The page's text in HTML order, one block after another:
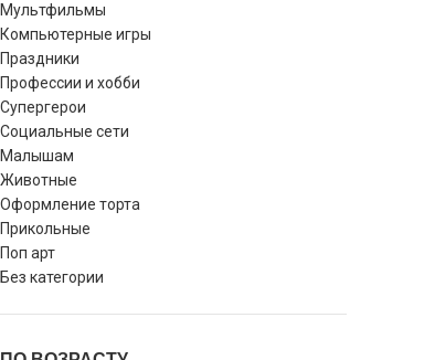
Мультфильмы
Компьютерные игры
Праздники
Профессии и хобби
Супергерои
Социальные сети
Малышам
Животные
Оформление торта
Прикольные
Поп арт
Без категории